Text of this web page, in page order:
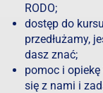
RODO;
dostęp do
przedłużamy,
dasz znać;
pomoc i
się z nami i